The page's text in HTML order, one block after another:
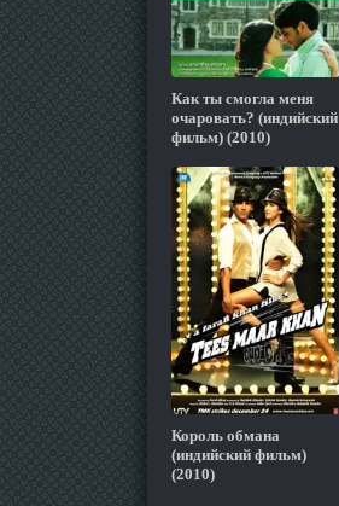
Как ты смогла меня
очаровать? (индийский
фильм) (2010)
Король обмана
(индийский фильм)
(2010)